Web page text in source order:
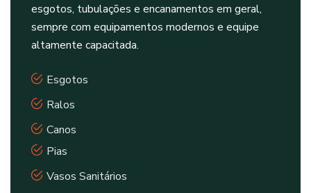
esgotos, tubulações e encanamentos em geral,
sempre com equipamentos modernos e equipe
altamente capacitada.
Esgotos
Ralos
Canos
Pias
Vasos Sanitários